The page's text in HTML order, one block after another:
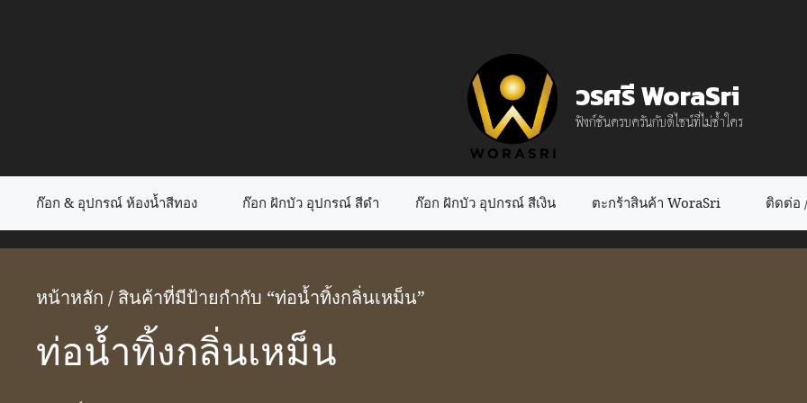
วรศรี WoraSri
ฟังก์ชันครบครันกับดีไซน์ที่ไม่ซ้ำใคร
ก๊อก & อุปกรณ์ ห้องน้ำสีทอง ก๊อก ฝักบัว อุปกรณ์ สีดำ ก๊อก ฝักบัว อุปกรณ์ สีเงิน ตะกร้าสินค้า WoraSri ติดต่อ
หน้าหลัก / สินค้าที่มีป้ายกำกับ “ท่อน้ำทิ้งกลิ่นเหม็น”
ท่อน้ำทิ้งกลิ่นเหม็น